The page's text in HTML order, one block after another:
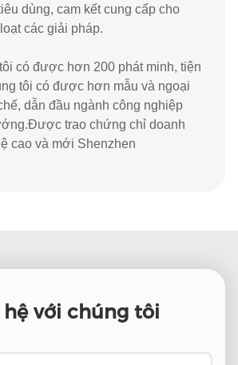
dùng, cam kết cung cấp cho
các giải pháp.
có được hơn 200 phát minh, tiện
tôi có được hơn mẫu và ngoại
dẫn đầu ngành công nghiệp
trao chứng chỉ doanh
cao và mới Shenzhen
hệ với chúng tôi